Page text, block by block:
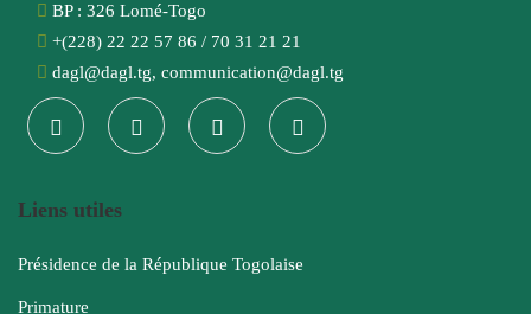
BP : 326 Lomé-Togo
+(228) 22 22 57 86 / 70 31 21 21
dagl@dagl.tg, communication@dagl.tg
Liens utiles
Présidence de la République Togolaise
Primature